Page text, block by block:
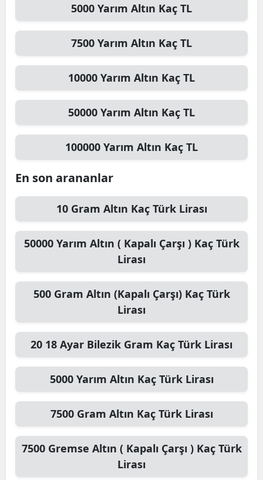
5000 Yarım Altın Kaç TL
7500 Yarım Altın Kaç TL
10000 Yarım Altın Kaç TL
50000 Yarım Altın Kaç TL
100000 Yarım Altın Kaç TL
En son arananlar
10 Gram Altın Kaç Türk Lirası
50000 Yarım Altın ( Kapalı Çarşı )Kaç Türk
Lirası
500 Gram Altın (Kapalı Çarşı)Kaç Türk
Lirası
20 18 Ayar Bilezik Gram Kaç Türk Lirası
5000 Yarım Altın Kaç Türk Lirası
7500 Gram Altın Kaç Türk Lirası
7500 Gremse Altın ( Kapalı Çarşı )Kaç Türk
Lirası